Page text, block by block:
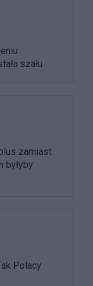
szału
zamiast
byłyby
Polacy